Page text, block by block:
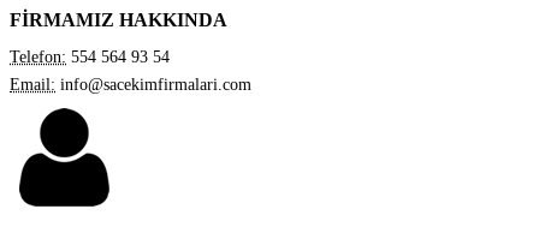
FİRMAMIZ HAKKINDA
Telefon: 554 564 93 54
Email: info@sacekimfirmalari.com